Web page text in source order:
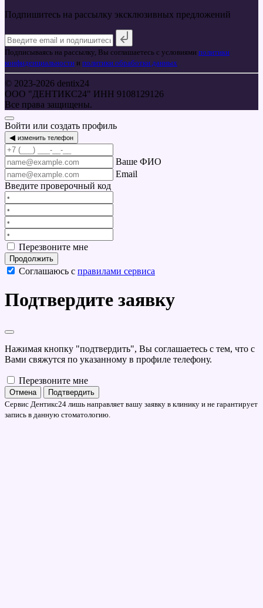
Подпишитесь на рассылку эксклюзивных предложений
Подписываясь на рассылку, Вы соглашаетесь с условиями политики
конфиденциальности и политики обработки данных
© 2023-2026 dentix24
ООО "ДЕНТИКС24" ИНН 9108129126
Все права защищены.
Войти или создать профиль
◀ изменить телефон
Ваше ФИО
Email
Введите проверочный код
Перезвоните мне
Продолжить
Соглашаюсь с правилами сервиса
Подтвердите заявку
Нажимая кнопку "подтвердить", Вы соглашаетесь с тем, что с
Вами свяжутся по указанному в профиле телефону.
Перезвоните мне
Отмена
Подтвердить
Сервис Дентикс24 лишь направляет вашу заявку в клинику и не гарантирует
запись в данную стоматологию.